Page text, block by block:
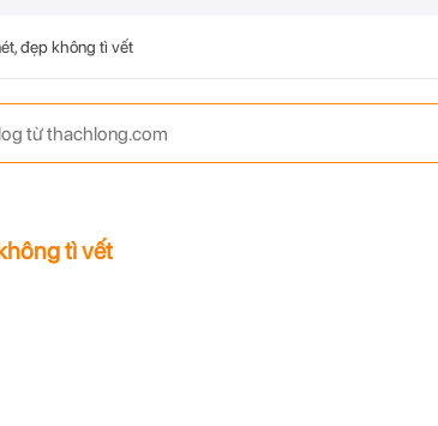
đẹp không tì vết
tì vết